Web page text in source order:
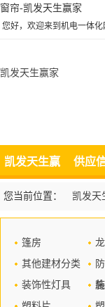
窗帘-凯发天生赢家
您好，欢迎来到机电一体化
凯发天生赢家
凯发天生赢
家
供应
您当前位置： 凯发天
篷房
其他建材分类
施
装饰性灯具